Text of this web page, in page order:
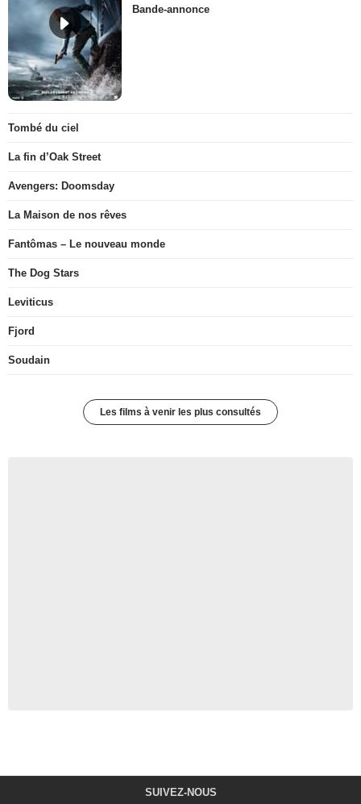
Bande-annonce
Tombé du ciel
La fin d’Oak Street
Avengers: Doomsday
La Maison de nos rêves
Fantômas – Le nouveau monde
The Dog Stars
Leviticus
Fjord
Soudain
Les films à venir les plus consultés
SUIVEZ-NOUS